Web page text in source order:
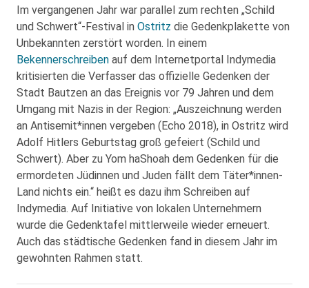
Im vergangenen Jahr war parallel zum rechten „Schild
und Schwert“-Festival in Ostritz die Gedenkplakette von
Unbekannten zerstört worden. In einem
Bekennerschreiben auf dem Internetportal Indymedia
kritisierten die Verfasser das offizielle Gedenken der
Stadt Bautzen an das Ereignis vor 79 Jahren und dem
Umgang mit Nazis in der Region: „Auszeichnung werden
an Antisemit*innen vergeben (Echo 2018), in Ostritz wird
Adolf Hitlers Geburtstag groß gefeiert (Schild und
Schwert). Aber zu Yom haShoah dem Gedenken für die
ermordeten Jüdinnen und Juden fällt dem Täter*innen-
Land nichts ein.“ heißt es dazu ihm Schreiben auf
Indymedia. Auf Initiative von lokalen Unternehmern
wurde die Gedenktafel mittlerweile wieder erneuert.
Auch das städtische Gedenken fand in diesem Jahr im
gewohnten Rahmen statt.